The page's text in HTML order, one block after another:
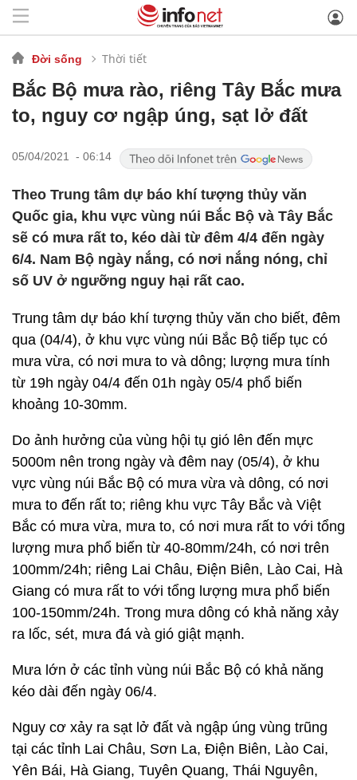
Đời sống Thời tiết
Bắc Bộ mưa rào, riêng Tây Bắc mưa
to, nguy cơ ngập úng, sạt lở đất
05/04/2021 - 06:14
Theo Trung tâm dự báo khí tượng thủy văn
Quốc gia, khu vực vùng núi Bắc Bộ và Tây Bắc
sẽ có mưa rất to, kéo dài từ đêm 4/4 đến ngày
6/4. Nam Bộ ngày nắng, có nơi nắng nóng, chỉ
số UV ở ngưỡng nguy hại rất cao.
Trung tâm dự báo khí tượng thủy văn cho biết, đêm
qua (04/4), ở khu vực vùng núi Bắc Bộ tiếp tục có
mưa vừa, có nơi mưa to và dông; lượng mưa tính
từ 19h ngày 04/4 đến 01h ngày 05/4 phổ biến
khoảng 10-30mm.
Do ảnh hưởng của vùng hội tụ gió lên đến mực
5000m nên trong ngày và đêm nay (05/4), ở khu
vực vùng núi Bắc Bộ có mưa vừa và dông, có nơi
mưa to đến rất to; riêng khu vực Tây Bắc và Việt
Bắc có mưa vừa, mưa to, có nơi mưa rất to với tổng
lượng mưa phổ biến từ 40-80mm/24h, có nơi trên
100mm/24h; riêng Lai Châu, Điện Biên, Lào Cai, Hà
Giang có mưa rất to với tổng lượng mưa phổ biến
100-150mm/24h. Trong mưa dông có khả năng xảy
ra lốc, sét, mưa đá và gió giật mạnh.
Mưa lớn ở các tỉnh vùng núi Bắc Bộ có khả năng
kéo dài đến ngày 06/4.
Nguy cơ xảy ra sạt lở đất và ngập úng vùng trũng
tại các tỉnh Lai Châu, Sơn La, Điện Biên, Lào Cai,
Yên Bái, Hà Giang, Tuyên Quang, Thái Nguyên,